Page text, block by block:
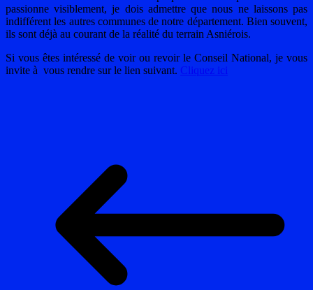
passionne visiblement, je dois admettre que nous ne laissons pas
indifférent les autres communes de notre département. Bien souvent,
ils sont déjà au courant de la réalité du terrain Asniérois.
Si vous êtes intéressé de voir ou revoir le Conseil National, je vous
invite à vous rendre sur le lien suivant. Cliquez ici